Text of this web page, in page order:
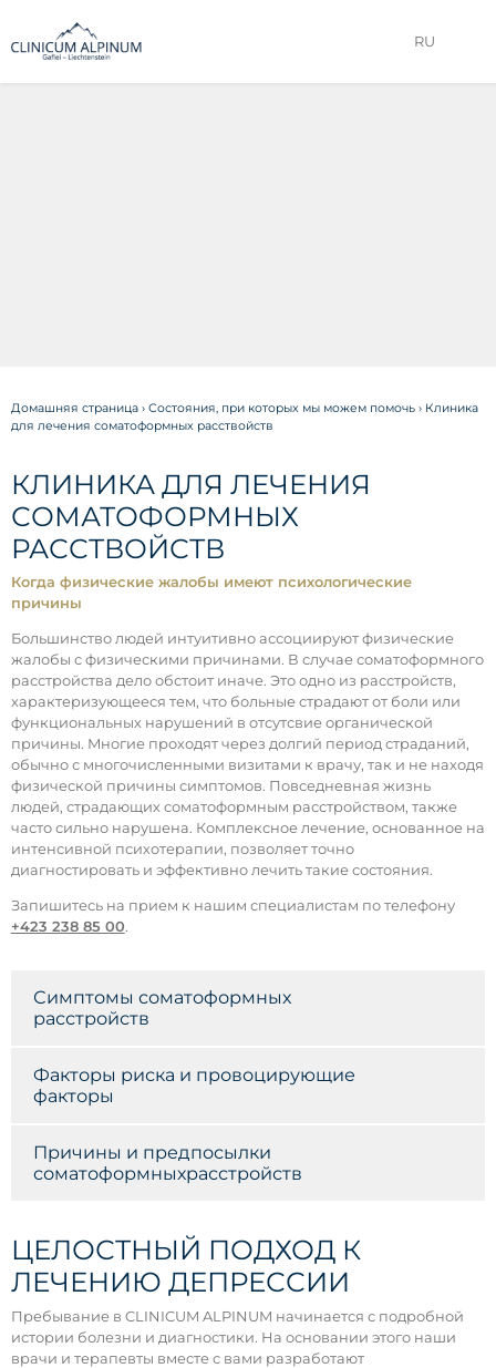
RU
Домашняя страница› Состояния, при которых мы можем помочь› Клиника
для лечения соматоформных расствойств
КЛИНИКА ДЛЯ ЛЕЧЕНИЯ
СОМАТОФОРМНЫХ
РАССТВОЙСТВ
Когда физические жалобы имеют психологические
причины
Большинство людей интуитивно ассоциируют физические
жалобы с физическими причинами. В случае соматоформного
расстройства дело обстоит иначе. Это одно из расстройств,
характеризующееся тем, что больные страдают от боли или
функциональных нарушений в отсутсвие органической
причины. Многие проходят через долгий период страданий,
обычно с многочисленными визитами к врачу, так и не находя
физической причины симптомов. Повседневная жизнь
людей, страдающих соматоформным расстройством, также
часто сильно нарушена. Комплексное лечение, основанное на
интенсивной психотерапии, позволяет точно
диагностировать и эффективно лечить такие состояния.
Запишитесь на прием к нашим специалистам по телефону
+423 238 85 00.
Симптомы соматоформных
расстройств
Факторы риска и провоцирующие
факторы
Причины и предпосылки
соматоформныхрасстройств
ЦЕЛОСТНЫЙ ПОДХОД К
ЛЕЧЕНИЮ ДЕПРЕССИИ
Пребывание в CLINICUM ALPINUM начинается с подробной
истории болезни и диагностики. На основании этого наши
врачи и терапевты вместе с вами разработают